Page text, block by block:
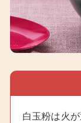
白玉粉は火